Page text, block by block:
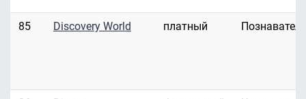
85 Discovery World платный